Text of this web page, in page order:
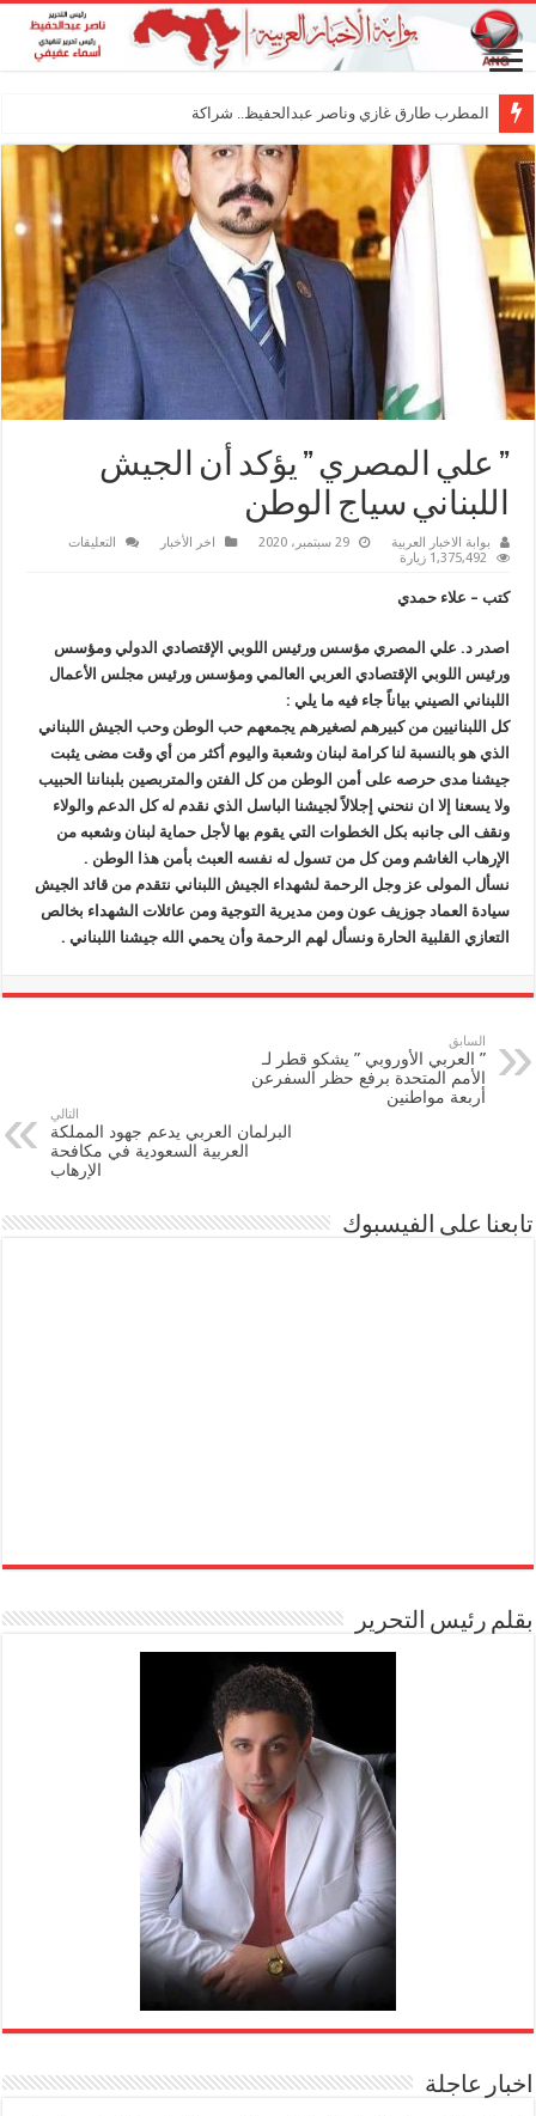
المطرب طارق غازي وناصر عبدالحفيظ.. شراكة فنية ترسم
” علي المصري ” يؤكد أن الجيش
اللبناني سياج الوطن
بوابة الاخبار العربية 29 سبتمبر، 2020 اخر الأخبار التعليقات
الجيش
اللبناني
سياج
1,375,492 زيارة
كتب – علاء حمدي
اصدر د. علي المصري مؤسس ورئيس اللوبي الإقتصادي الدولي ومؤسس
ورئيس اللوبي الإقتصادي العربي العالمي ومؤسس ورئيس مجلس الأعمال
اللبناني الصيني بياناً جاء فيه ما يلي :
كل اللبنانيين من كبيرهم لصغيرهم يجمعهم حب الوطن وحب الجيش اللبناني
الذي هو بالنسبة لنا كرامة لبنان وشعبة واليوم أكثر من أي وقت مضى يثبت
جيشنا مدى حرصه على أمن الوطن من كل الفتن والمتربصين بلبناننا الحبيب
ولا يسعنا إلا ان ننحني إجلالاً لجيشنا الباسل الذي نقدم له كل الدعم والولاء
ونقف الى جانبه بكل الخطوات التي يقوم بها لأجل حماية لبنان وشعبه من
الإرهاب الغاشم ومن كل من تسول له نفسه العبث بأمن هذا الوطن .
نسأل المولى عز وجل الرحمة لشهداء الجيش اللبناني نتقدم من قائد الجيش
سيادة العماد جوزيف عون ومن مديرية التوجية ومن عائلات الشهداء بخالص
التعازي القلبية الحارة ونسأل لهم الرحمة وأن يحمي الله جيشنا اللبناني .
السابق
” العربي الأوروبي ” يشكو قطر لـ
الأمم المتحدة برفع حظر السفرعن
أربعة مواطنين
التالي
البرلمان العربي يدعم جهود المملكة
العربية السعودية في مكافحة
الإرهاب
تابعنا على الفيسبوك
بقلم رئيس التحرير
اخبار عاجلة